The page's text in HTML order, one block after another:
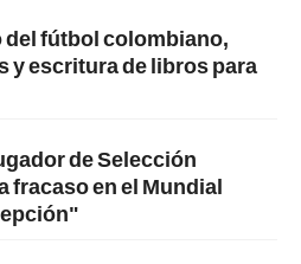
fútbol colombiano,
y escritura de libros para
de Selección
fracaso en el Mundial